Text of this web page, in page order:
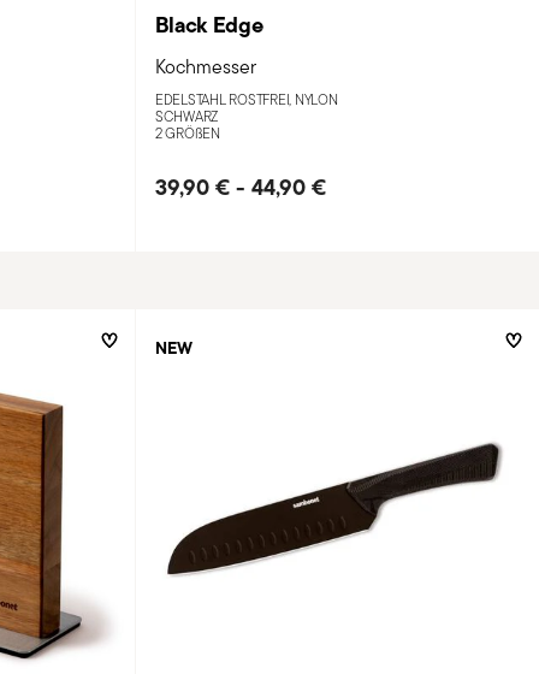
Black Edge
Kochmesser
EDELSTAHL ROSTFREI, NYLON
SCHWARZ
2 GRÖßEN
39,90 €- 44,90 €
NEW